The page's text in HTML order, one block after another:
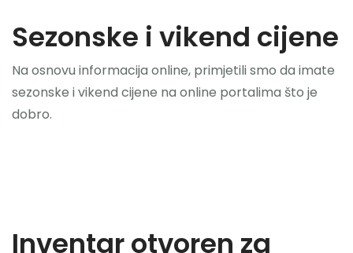
Sezonske i vikend cijene
Na osnovu informacija online, primjetili smo da imate
sezonske i vikend cijene na online portalima što je
dobro.
Inventar otvoren za